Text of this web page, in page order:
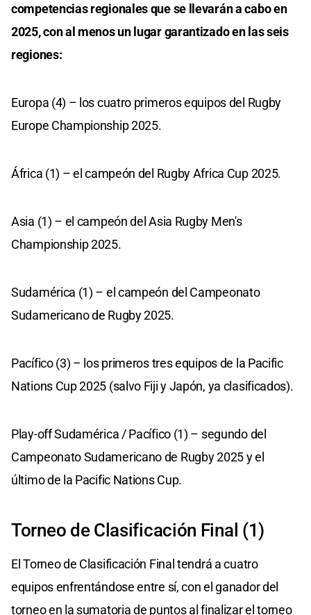
competencias regionales que se llevarán a cabo en
2025, con al menos un lugar garantizado en las seis
regiones:
Europa (4) – los cuatro primeros equipos del Rugby
Europe Championship 2025.
África (1) – el campeón del Rugby Africa Cup 2025.
Asia (1) – el campeón del Asia Rugby Men's
Championship 2025.
Sudamérica (1) – el campeón del Campeonato
Sudamericano de Rugby 2025.
Pacífico (3) – los primeros tres equipos de la Pacific
Nations Cup 2025 (salvo Fiji y Japón, ya clasificados).
Play-off Sudamérica / Pacífico (1) – segundo del
Campeonato Sudamericano de Rugby 2025 y el
último de la Pacific Nations Cup.
Torneo de Clasificación Final (1)
El Torneo de Clasificación Final tendrá a cuatro
equipos enfrentándose entre sí, con el ganador del
torneo en la sumatoria de puntos al finalizar el torneo